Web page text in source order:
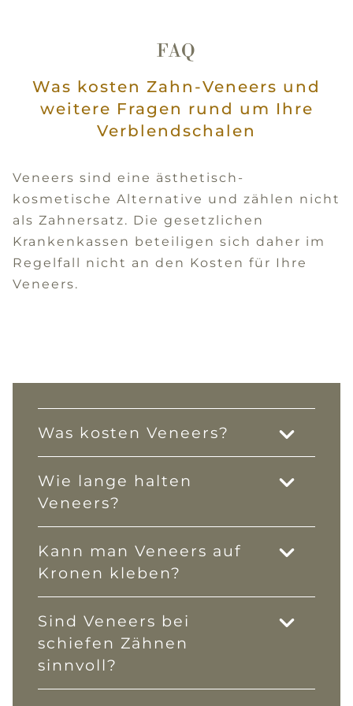
FAQ
Was kosten Zahn-Veneers und
weitere Fragen rund um Ihre
Verblendschalen
Veneers sind eine ästhetisch-
kosmetische Alternative und zählen nicht
als Zahnersatz. Die gesetzlichen
Krankenkassen beteiligen sich daher im
Regelfall nicht an den Kosten für Ihre
Veneers.
Was kosten Veneers?
Wie lange halten
Veneers?
Kann man Veneers auf
Kronen kleben?
Sind Veneers bei
schiefen Zähnen
sinnvoll?